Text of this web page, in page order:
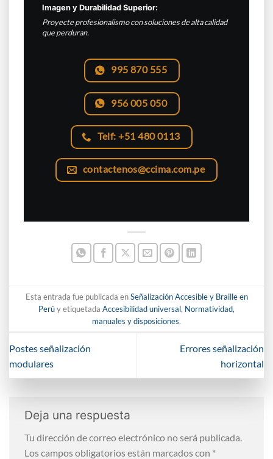
Imagen y Durabilidad Superior:
Proyecte profesionalismo con soluciones de alta calidad
que perduran.
995 870 555
956 005 050
Telf: +51 480 0113
contactenos@ccima.com.pe
Esta entrada fue publicada enSeñalización Accesible y Braille en
Perúy etiquetada Accesibilidad universal, Normatividad,
manuales y disposiciones.
Postes señalización
modulares
Errores señalización
horizontal
Deja una respuesta
Tu dirección de correo electrónico no será publicada.
Los campos obligatorios están marcados con *